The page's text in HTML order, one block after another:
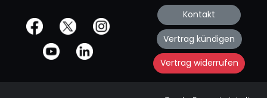
offizielle Social Media-Accounts Kontakt
Vertrag kündigen
Vertrag widerrufen